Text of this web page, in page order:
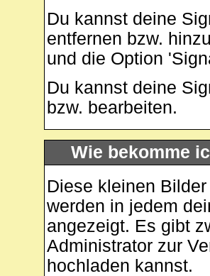
Du kannst deine
entfernen bzw.
und die Option
Du kannst deine
bzw. bearbeiten.
Wie bekomme
Diese kleinen
werden in jedem
angezeigt. Es gibt
Administrator zur
hochladen kannst.